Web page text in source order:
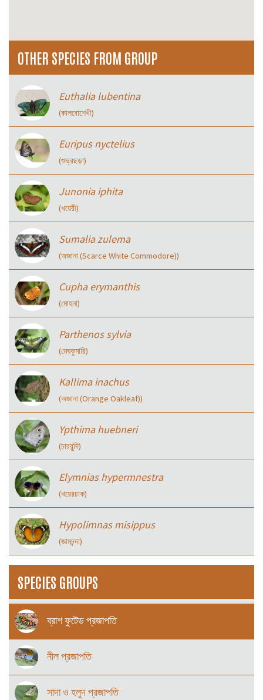
OTHER SPECIES FROM GROUP
Euthalia lubentina
(কালবোশেখী)
Euripus nyctelius
(শুভ্রছড়া)
Junonia iphita
(খয়েরী)
Sumalia zulema
(অজানা (Scarce White Commodore))
Cupha erymanthis
(মোহনা)
Parthenos sylvia
(মেঘকুমারি)
Kallima inachus
(অজানা (Orange Oakleaf))
Ypthima huebneri
(চারবুন্দি)
Elymnias hypermnestra
(খয়েরচাক)
Hypolimnas misippus
(জামচন্দা)
SPECIES GROUPS
ব্রাশ ফুটেড প্রজাপতি
নীল প্রজাপতি
সাদা ও হলুদ প্রজাপতি